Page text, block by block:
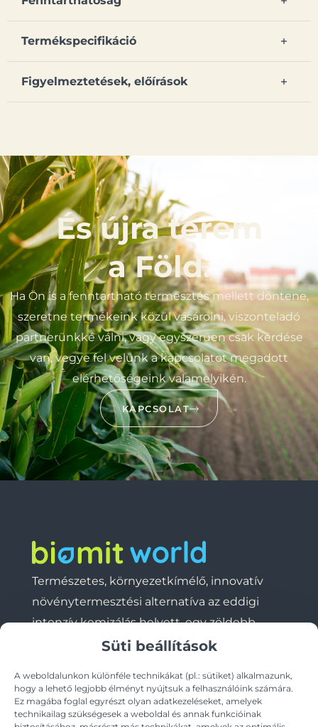
Süti beállítások
A weboldalunkon különféle technikákat (pl.: sütiket) alkalmazunk,
hogy a lehető legjobb élményt nyújtsuk a felhasználóink számára.
Ez magába foglal egyrészt olyan adatkezeléseket, amelyek
technikailag szükségesek a weboldal és annak funkcióinak
Termékspecifikáció
Figyelmeztetések, előírások
És újra terem
a Föld.
Ha Ön is a fenntartható termesztés mellett döntene,
szeretne termékeink közül vásárolni, viszonteladó
partnerünkké válni, vagy egyszerűen csak kérdése
van, vegye fel velünk a kapcsolatot megadott
elérhetőségeink valamelyikén.
KAPCSOLAT
Természetes, környezetkímélő, innovatív
növénytermesztési alternatíva az eddigi
intenzív kemizálás helyett, egy zöldebb,
fenntartható jövő reményében.
Termékeink
Biomit®
Rólunk
Blog
Jogi
Adatvédelmi